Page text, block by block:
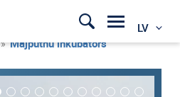
LV
»Mājputnu inkubators